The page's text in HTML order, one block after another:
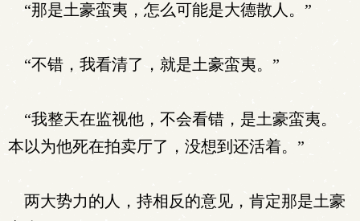
“那是土豪蛮夷，怎么可能是大德散人。”
“不错，我看清了，就是土豪蛮夷。”
“我整天在监视他，不会看错，是土豪蛮夷。
本以为他死在拍卖厅了，没想到还活着。”
两大势力的人，持相反的意见，肯定那是土豪